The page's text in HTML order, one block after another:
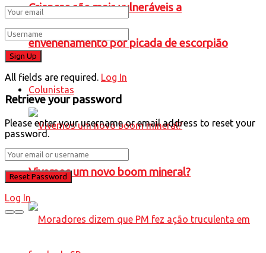
Crianças são mais vulneráveis a
envenenamento por picada de escorpião
Colunistas
Vivemos um novo boom mineral?
All fields are required. Log In
Retrieve your password
Please enter your username or email address to reset your
password.
Log In